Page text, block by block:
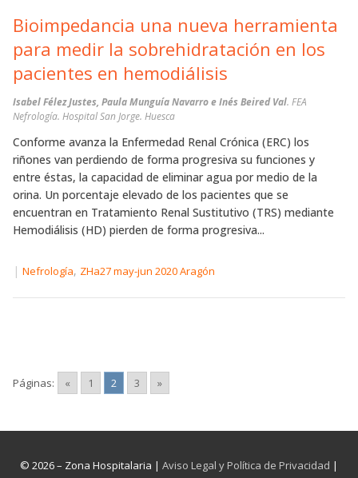
Bioimpedancia una nueva herramienta
para medir la sobrehidratación en los
pacientes en hemodiálisis
Isabel Félez Justes, Paula Munguía Navarro e Inés Beired Val. FEA
Nefrología. Hospital San Jorge. Huesca
Conforme avanza la Enfermedad Renal Crónica (ERC) los
riñones van perdiendo de forma progresiva su funciones y
entre éstas, la capacidad de eliminar agua por medio de la
orina. Un porcentaje elevado de los pacientes que se
encuentran en Tratamiento Renal Sustitutivo (TRS) mediante
Hemodiálisis (HD) pierden de forma progresiva...
| Nefrología, ZHa27 may-jun 2020 Aragón
Páginas: « 1 2 3 »
© 2026 – Zona Hospitalaria | Aviso Legal y Política de Privacidad |